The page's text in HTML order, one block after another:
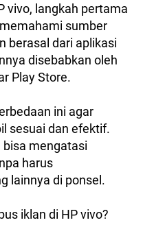
vivo, langkah pertama
sumber
berasal dari aplikasi
disebabkan oleh
Play Store.
ini agar
sesuai dan efektif.
bisa mengatasi
harus
lainnya di ponsel.
iklan di HP vivo?